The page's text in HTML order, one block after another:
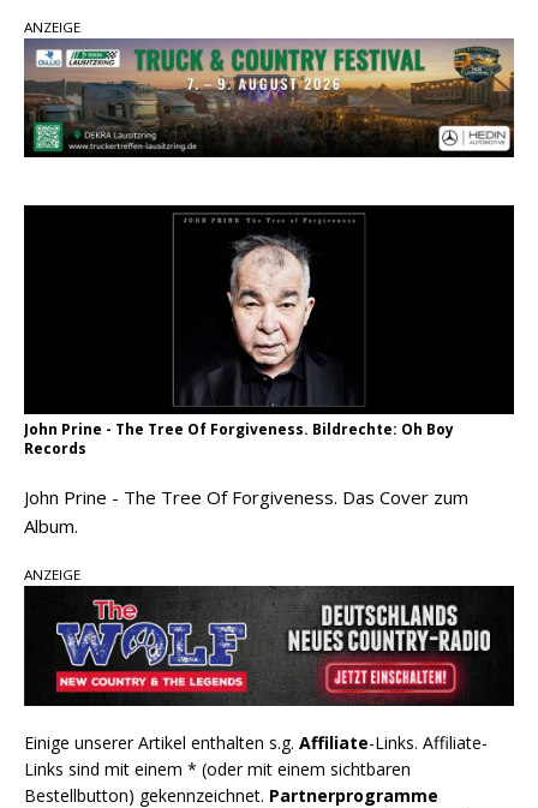
Parton, Bill Anderson und Shaboozey im Fokus
Chris Johnson & The Hollywood Hillbillies
kündigen neues Album mit „Better Days
Ahead“ an
täglich rund 10.000 Leser
ANZEIGE
John Prine - The Tree Of Forgiveness. Bildrechte: Oh Boy
Records
John Prine - The Tree Of Forgiveness. Das Cover zum
Album.
ANZEIGE
Einige unserer Artikel enthalten s.g. Affiliate-Links. Affiliate-
Links sind mit einem * (oder mit einem sichtbaren
Bestellbutton) gekennzeichnet. Partnerprogramme